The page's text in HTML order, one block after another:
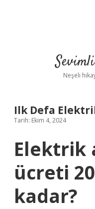
Neşeli
Ilk Defa
Tarih: Ekim 4, 2024
Elektrik
ücreti
kadar?